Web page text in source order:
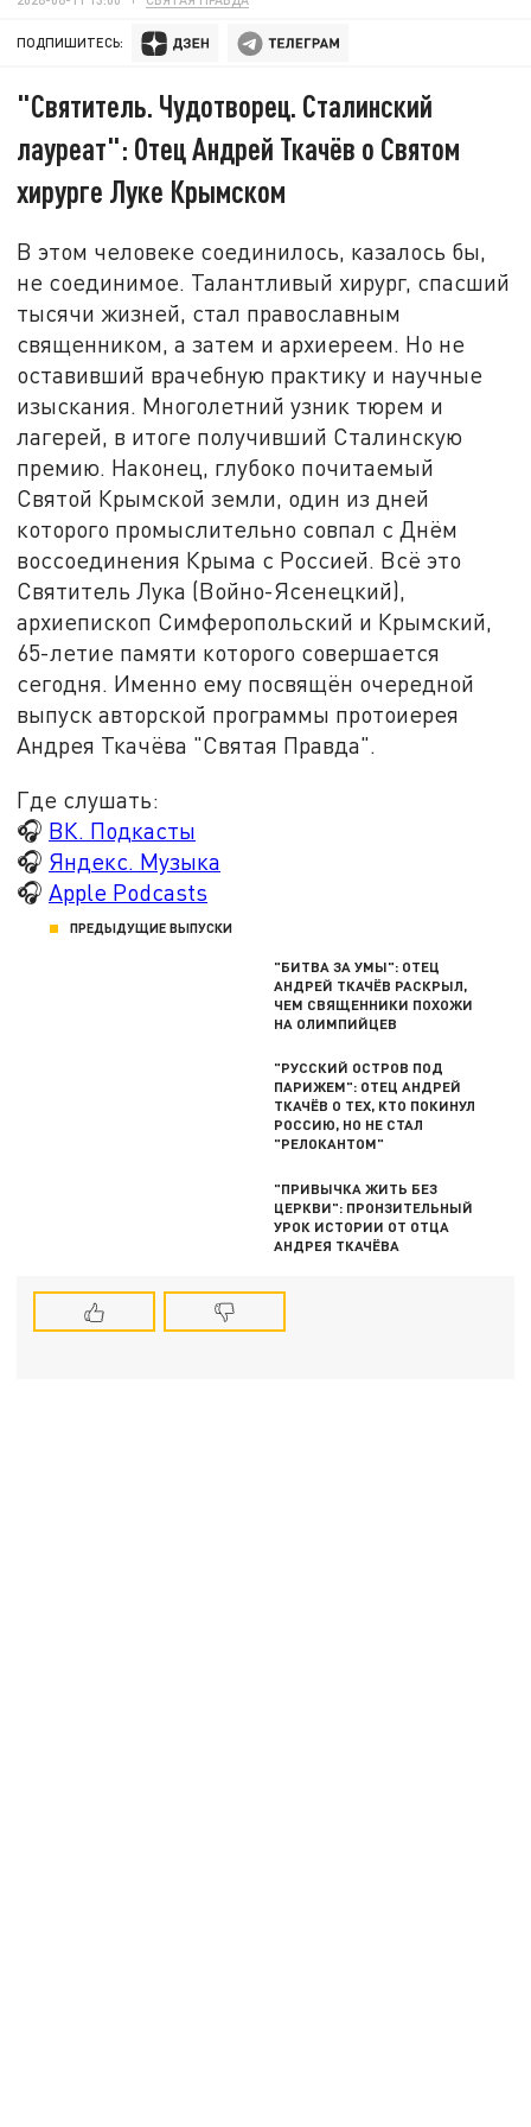
ПОДПИШИТЕСЬ:
"Святитель. Чудотворец. Сталинский
лауреат": Отец Андрей Ткачёв о Святом
хирурге Луке Крымском
В этом человеке соединилось, казалось бы,
не соединимое. Талантливый хирург, спасший
тысячи жизней, стал православным
священником, а затем и архиереем. Но не
оставивший врачебную практику и научные
изыскания. Многолетний узник тюрем и
лагерей, в итоге получивший Сталинскую
премию. Наконец, глубоко почитаемый
Святой Крымской земли, один из дней
которого промыслительно совпал с Днём
воссоединения Крыма с Россией. Всё это
Святитель Лука (Войно-Ясенецкий),
архиепископ Симферопольский и Крымский,
65-летие памяти которого совершается
сегодня. Именно ему посвящён очередной
выпуск авторской программы протоиерея
Андрея Ткачёва "Святая Правда".
Где слушать:
🎧 ВК. Подкасты
🎧 Яндекс. Музыка
🎧 Apple Podcasts
ПРЕДЫДУЩИЕ ВЫПУСКИ
"БИТВА ЗА УМЫ": ОТЕЦ
АНДРЕЙ ТКАЧЁВ РАСКРЫЛ,
ЧЕМ СВЯЩЕННИКИ ПОХОЖИ
НА ОЛИМПИЙЦЕВ
"РУССКИЙ ОСТРОВ ПОД
ПАРИЖЕМ": ОТЕЦ АНДРЕЙ
ТКАЧЁВ О ТЕХ, КТО ПОКИНУЛ
РОССИЮ, НО НЕ СТАЛ
"РЕЛОКАНТОМ"
"ПРИВЫЧКА ЖИТЬ БЕЗ
ЦЕРКВИ": ПРОНЗИТЕЛЬНЫЙ
УРОК ИСТОРИИ ОТ ОТЦА
АНДРЕЯ ТКАЧЁВА